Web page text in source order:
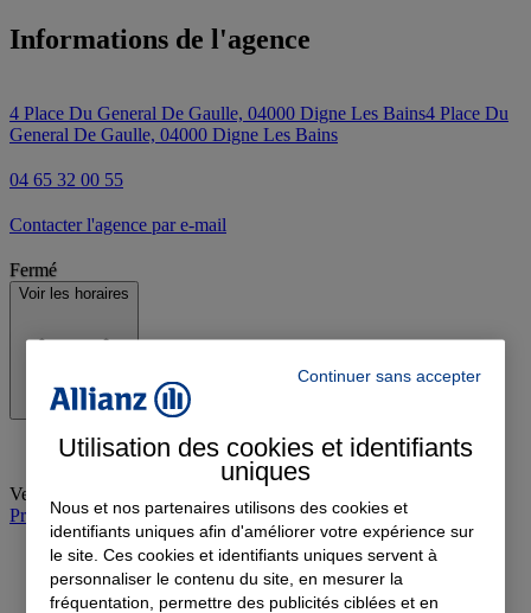
Informations de l'agence
4 Place Du General De Gaulle, 04000 Digne Les Bains4 Place Du
General De Gaulle, 04000 Digne Les Bains
04 65 32 00 55
Contacter l'agence par e-mail
Fermé
Voir les horaires
Vendredi
Prendre rendez-vous à l'agence
Continuer sans accepter
Utilisation des cookies et identifiants
uniques
Nous et nos partenaires utilisons des cookies et
identifiants uniques afin d'améliorer votre expérience sur
le site. Ces cookies et identifiants uniques servent à
personnaliser le contenu du site, en mesurer la
fréquentation, permettre des publicités ciblées et en